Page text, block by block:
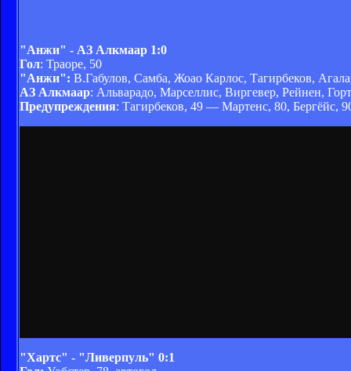
"Анжи" - АЗ Алкмаар 1:0
Гол: Траоре, 50
"Анжи": В.Габулов, Самба, Жоао Карлос, Тагирбеков,
АЗ Алкмаар: Альварадо, Марселлис, Виргевер, Рейнен,
Предупреждения: Тагирбеков, 49 — Мартенс, 80, Бергёйс,
"Хартс" - "Ливерпуль" 0:1